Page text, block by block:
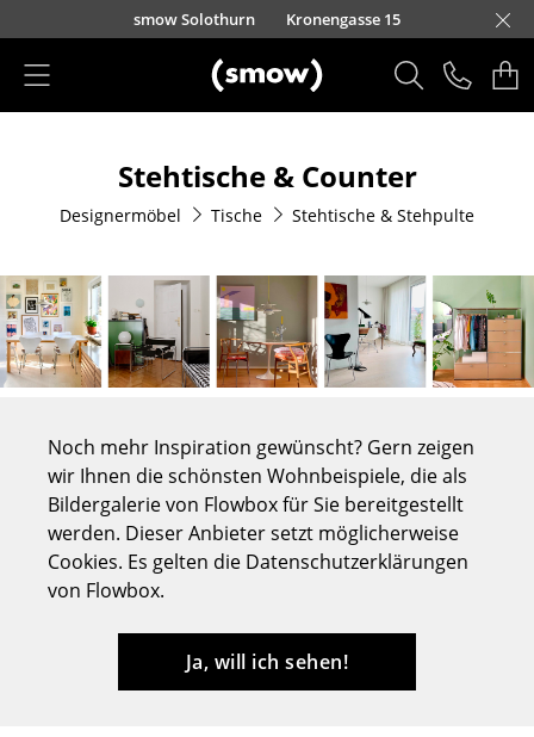
Direkt zum Inhaltsmow Solothurn Kronengasse 15
Sitzmöbel
Esszimmerstühle
Sofas
Sessel
Loungesessel
Freischwinger
Barhocker
Hocker
Stehtische & Counter
Designermöbel Tische Stehtische & Stehpulte
Noch mehr Inspiration gewünscht? Gern zeigen
wir Ihnen die schönsten Wohnbeispiele, die als
Bildergalerie von Flowbox für Sie bereitgestellt
werden. Dieser Anbieter setzt möglicherweise
Cookies. Es gelten die Datenschutzerklärungen
von Flowbox.
Ja, will ich sehen!